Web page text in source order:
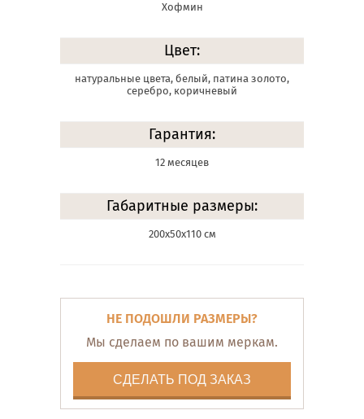
Хофмин
Цвет:
натуральные цвета, белый, патина золото,
серебро, коричневый
Гарантия:
12 месяцев
Габаритные размеры:
200х50х110 см
НЕ ПОДОШЛИ РАЗМЕРЫ?
Мы сделаем по вашим меркам.
СДЕЛАТЬ ПОД ЗАКАЗ